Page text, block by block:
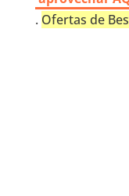
. Ofertas de